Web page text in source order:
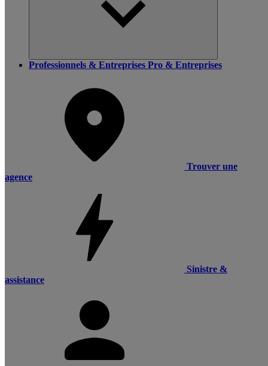
Professionnels & Entreprises Pro & Entreprises
Trouver une
agence
Sinistre &
assistance